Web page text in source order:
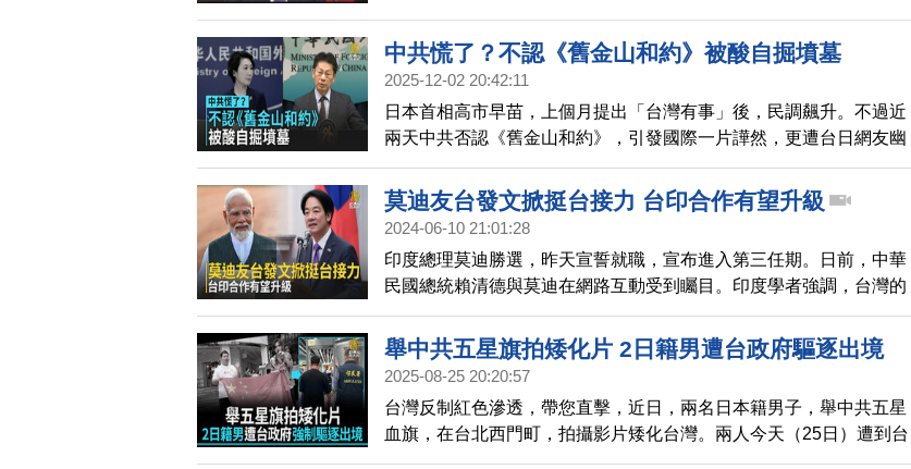
中共侵台目的，根本就不是為了中國領土問題，否則，中共現在就會
和俄羅斯討回龐大的中國土地。
中共慌了？不認《舊金山和約》被酸自掘墳墓
2025-12-02 20:42:11
日本首相高市早苗，上個月提出「台灣有事」後，民調飆升。不過近
兩天中共否認《舊金山和約》，引發國際一片譁然，更遭台日網友幽
默評論。日本前議員表達，難道現在台灣還是日本領土嗎？台灣外交
部也回應，強調中華民國台灣與中共互不隸屬。
莫迪友台發文掀挺台接力 台印合作有望升級
2024-06-10 21:01:28
印度總理莫迪勝選，昨天宣誓就職，宣布進入第三任期。日前，中華
民國總統賴清德與莫迪在網路互動受到矚目。印度學者強調，台灣的
自治地位及防衛，都攸關印度利益，雙方的關係應該超越經濟領域。
舉中共五星旗拍矮化片 2日籍男遭台政府驅逐出境
2025-08-25 20:20:57
台灣反制紅色滲透，帶您直擊，近日，兩名日本籍男子，舉中共五星
血旗，在台北西門町，拍攝影片矮化台灣。兩人今天（25日）遭到台
灣移民署驅逐出境，禁止再入境台灣。